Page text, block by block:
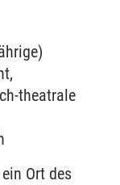
theatrale
Ort des